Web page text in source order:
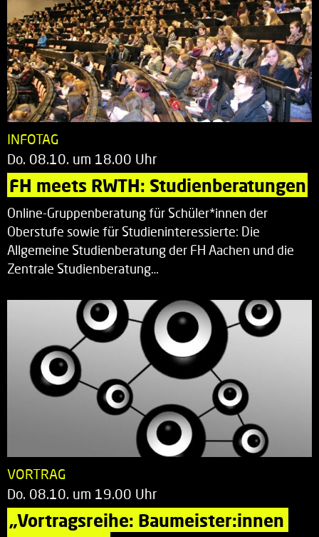
INFOTAG
Do. 08.10. um 18.00 Uhr
FH meets RWTH: Studienberatungen
Online-Gruppenberatung für Schüler*innen der
Oberstufe sowie für Studieninteressierte: Die
Allgemeine Studienberatung der FH Aachen und die
Zentrale Studienberatung…
VORTRAG
Do. 08.10. um 19.00 Uhr
„Vortragsreihe: Baumeister:innen